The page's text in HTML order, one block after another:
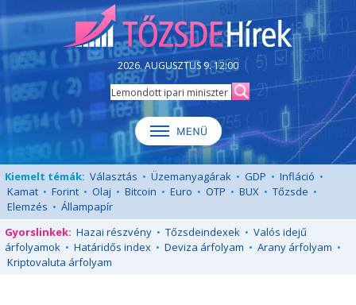
2026. AUGUSZTUS 9. 12:00
Kiemelt témák: Választás • Üzemanyagárak • GDP • Infláció •
Kamat • Forint • Olaj • Bitcoin • Euro • OTP • BUX • Tőzsde •
Elemzés • Állampapír
Gyorslinkek: Hazai részvény • Tőzsdeindexek • Valós idejű
árfolyamok • Határidős index • Deviza árfolyam • Arany árfolyam •
Kriptovaluta árfolyam